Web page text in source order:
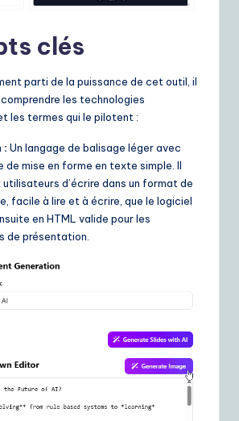
clés
parti de la puissance de cet outil, il
les technologies
les termes qui le pilotent :
: Un langage de balisage léger avec
de mise en forme en texte simple. Il
d’écrire dans un format de
facile à lire et à écrire, que le logiciel
en HTML valide pour les
de présentation.